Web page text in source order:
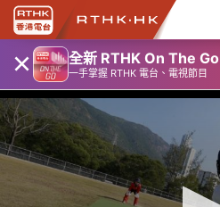
× 全新 RTHK On The Go
一手掌握 RTHK 電台、電視節目